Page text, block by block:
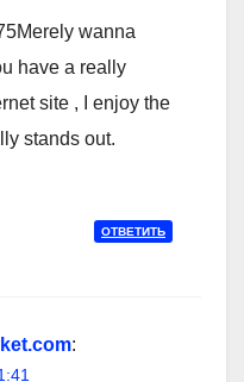
wanna
have a really
site , I enjoy the
stands out.
ОТВЕТИТЬ
: